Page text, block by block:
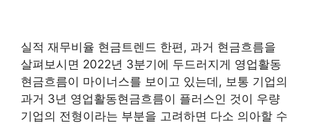
실적 재무비율 현금트렌드 한편, 과거 현금흐름을
살펴보시면 2022년 3분기에 두드러지게 영업활동
현금흐름이 마이너스를 보이고 있는데, 보통 기업의
과거 3년 영업활동현금흐름이 플러스인 것이 우량
기업의 전형이라는 부분을 고려하면 다소 의아할 수